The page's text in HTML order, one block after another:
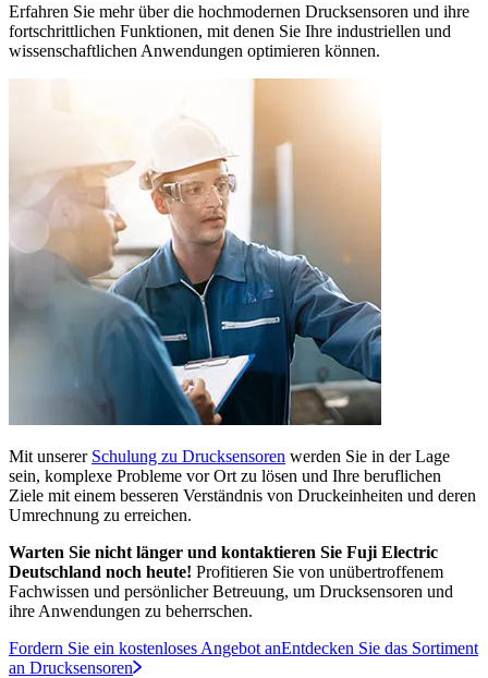
Erfahren Sie mehr über die hochmodernen Drucksensoren und ihre
fortschrittlichen Funktionen, mit denen Sie Ihre industriellen und
wissenschaftlichen Anwendungen optimieren können.
Mit unserer Schulung zu Drucksensoren werden Sie in der Lage
sein, komplexe Probleme vor Ort zu lösen und Ihre beruflichen
Ziele mit einem besseren Verständnis von Druckeinheiten und deren
Umrechnung zu erreichen.
Warten Sie nicht länger und kontaktieren Sie Fuji Electric
Deutschland noch heute! Profitieren Sie von unübertroffenem
Fachwissen und persönlicher Betreuung, um Drucksensoren und
ihre Anwendungen zu beherrschen.
Fordern Sie ein kostenloses Angebot anEntdecken Sie das Sortiment
an Drucksensoren